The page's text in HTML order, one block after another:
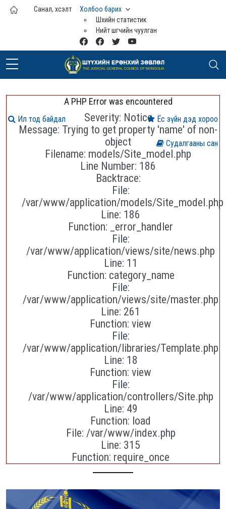
Үндсэн агуулга руу шилжих
Санал, хүсэлт
Холбоо барих
Шүүхийн статистик
Нийт шүүгчийн чуулган
A PHP Error was encountered
Severity: Notice
Message: Trying to get property 'name' of non-
object
Filename: models/Site_model.php
Line Number: 186
Backtrace:
File:
/var/www/application/models/Site_model.php
Line: 186
Function: _error_handler
File:
/var/www/application/views/site/news.php
Line: 11
Function: category_name
File:
/var/www/application/views/site/master.php
Line: 261
Function: view
File:
/var/www/application/libraries/Template.php
Line: 18
Function: view
File:
/var/www/application/controllers/Site.php
Line: 49
Function: load
File: /var/www/index.php
Line: 315
Function: require_once
Судалгааны сан
Ёс зүйн дэд хороо
Ил тод байдал